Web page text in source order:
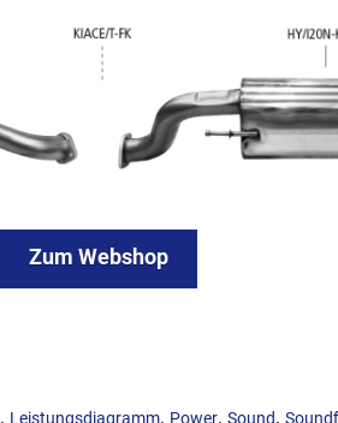
Zum Webshop
, Leistungsdiagramm, Power, Sound,